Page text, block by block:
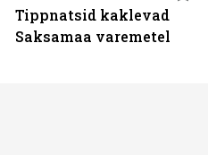
Tippnatsid kaklevad
Saksamaa varemetel